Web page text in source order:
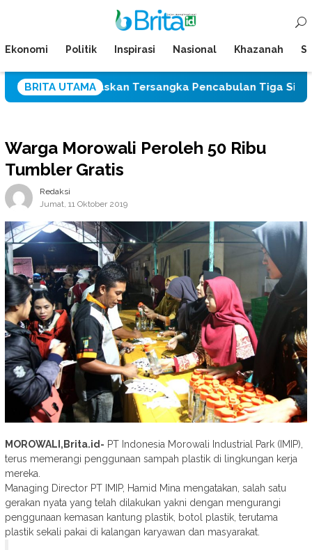
Mobile
Ekonomi Politik Inspirasi Nasional Khazanah
BRITA UTAMA
Bebaskan Tersangka Pencabulan Tiga Siswi SD
Warga Morowali Peroleh 50 Ribu
Tumbler Gratis
Redaksi
Jumat, 11 Oktober 2019
MOROWALI,Brita.id- PT Indonesia Morowali Industrial Park (IMIP),
terus memerangi penggunaan sampah plastik di lingkungan kerja
mereka.
Managing Director PT IMIP, Hamid Mina mengatakan, salah satu
gerakan nyata yang telah dilakukan yakni dengan mengurangi
penggunaan kemasan kantung plastik, botol plastik, terutama
plastik sekali pakai di kalangan karyawan dan masyarakat.